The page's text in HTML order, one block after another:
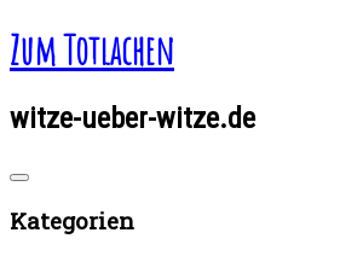
Zum Totlachen
witze-ueber-witze.de
Kategorien